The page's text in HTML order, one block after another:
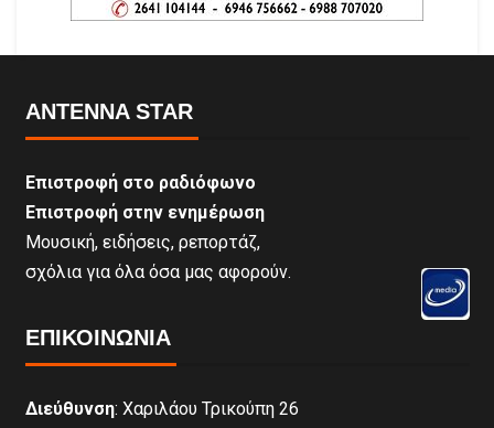
ANTENNA STAR
Επιστροφή στο ραδιόφωνο
Επιστροφή στην ενημέρωση
Μουσική, ειδήσεις, ρεπορτάζ,
σχόλια για όλα όσα μας αφορούν.
ΕΠΙΚΟΙΝΩΝΊΑ
Διεύθυνση: Χαριλάου Τρικούπη 26